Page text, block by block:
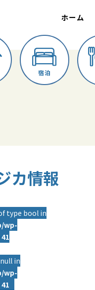
ホーム
宿泊
カ情報
type bool in
wp-
41
in
wp-
41